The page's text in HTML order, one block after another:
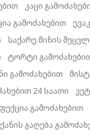
კაცი
გამოძახებით
საქარე მინის
ტორტი
გამოძახებით
24 საათი
გამოძახებით
გაღება